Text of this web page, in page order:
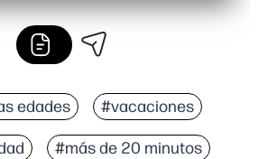
edades #vacaciones
#más de 20 minutos